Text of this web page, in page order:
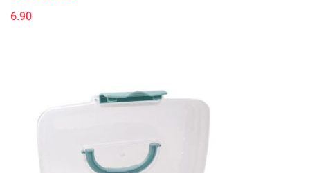
6.90